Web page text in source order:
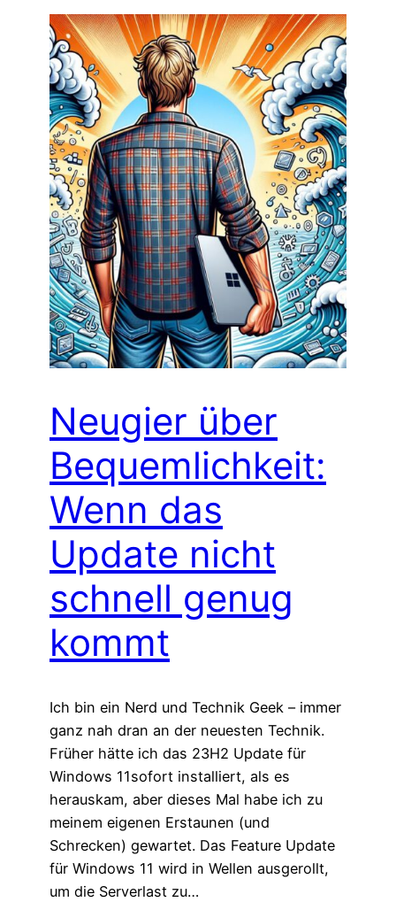
Neugier über
Bequemlichkeit:
Wenn das
Update nicht
schnell genug
kommt
Ich bin ein Nerd und Technik Geek – immer
ganz nah dran an der neuesten Technik.
Früher hätte ich das 23H2 Update für
Windows 11sofort installiert, als es
herauskam, aber dieses Mal habe ich zu
meinem eigenen Erstaunen (und
Schrecken) gewartet. Das Feature Update
für Windows 11 wird in Wellen ausgerollt,
um die Serverlast zu…